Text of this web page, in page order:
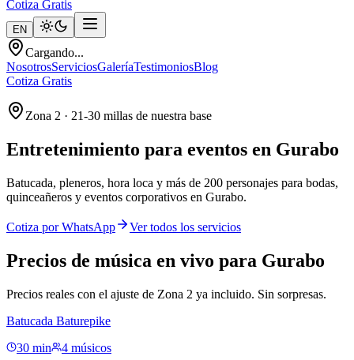
Cotiza Gratis
EN
Cargando...
NosotrosServiciosGaleríaTestimoniosBlog
Cotiza Gratis
Zona 2 · 21-30 millas de nuestra base
Entretenimiento para eventos en Gurabo
Batucada, pleneros, hora loca y más de 200 personajes para bodas,
quinceañeros y eventos corporativos en Gurabo.
Cotiza por WhatsApp Ver todos los servicios
Precios de música en vivo para Gurabo
Precios reales con el ajuste de Zona 2 ya incluido. Sin sorpresas.
Batucada Baturepike
30 min
4 músicos